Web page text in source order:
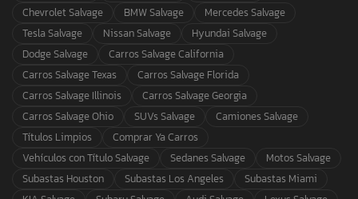
Chevrolet Salvage
BMW Salvage
Mercedes Salvage
Tesla Salvage
Nissan Salvage
Hyundai Salvage
Dodge Salvage
Carros Salvage California
Carros Salvage Texas
Carros Salvage Florida
Carros Salvage Illinois
Carros Salvage Georgia
Carros Salvage Ohio
SUVs Salvage
Camiones Salvage
Títulos Limpios
Comprar Ya Carros
Vehículos con Título Salvage
Sedanes Salvage
Motos Salvage
Subastas Houston
Subastas Los Angeles
Subastas Miami